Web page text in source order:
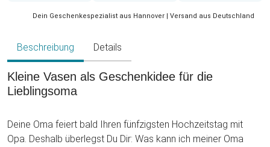
Dein Geschenkespezialist aus Hannover | Versand aus Deutschland
Beschreibung Details
Kleine Vasen als Geschenkidee für die
Lieblingsoma
Deine Oma feiert bald Ihren fünfzigsten Hochzeitstag mit
Opa. Deshalb überlegst Du Dir: Was kann ich meiner Oma